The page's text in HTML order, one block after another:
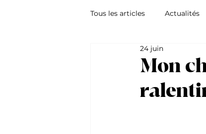
Tous les articles Actualités
Les races de chat
Mon
24 juin